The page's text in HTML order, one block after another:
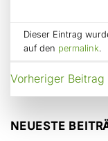
Dieser Eintrag
auf den permalink.
Vorheriger Beitrag
NEUESTE